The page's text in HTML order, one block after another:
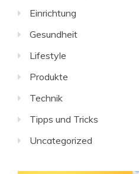
Einrichtung
Gesundheit
Lifestyle
Produkte
Technik
Tipps und Tricks
Uncategorized